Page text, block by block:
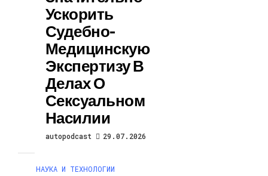
Ускорить
Судебно-
Медицинскую
Экспертизу В
Делах О
Сексуальном
Насилии
autopodcast 29.07.2026
НАУКА И ТЕХНОЛОГИИ